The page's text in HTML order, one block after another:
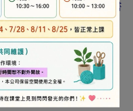
等)，與著作權商品(如書